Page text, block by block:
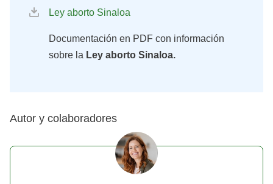
Ley aborto Sinaloa
Documentación en PDF con información
sobre la Ley aborto Sinaloa.
Autor y colaboradores